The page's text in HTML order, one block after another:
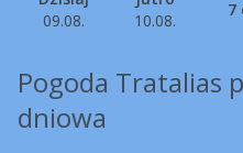
09.08.
10.08.
7
Pogoda Tratalias
dniowa